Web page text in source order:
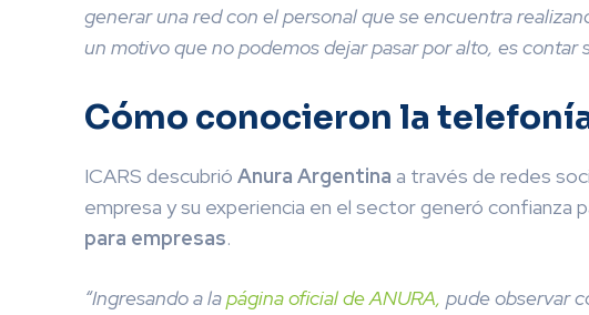
generar una red con el personal que se encuentra
un motivo que no podemos dejar pasar por alto, es contar
Cómo conocieron la
ICARS descubrió Anura Argentina a través de redes
empresa y su experiencia en el sector generó confianza
para empresas.
“Ingresando a lapágina oficial de ANURA, pude observar